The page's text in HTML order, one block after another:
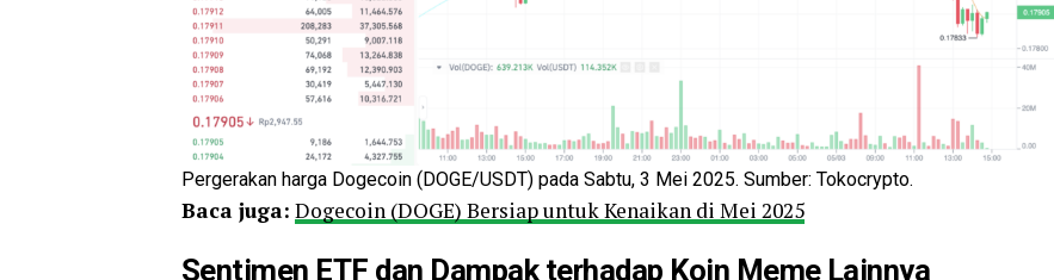
Pergerakan harga Dogecoin (DOGE/USDT) pada Sabtu, 3 Mei 2025. Sumber: Tokocrypto.
Baca juga: Dogecoin (DOGE) Bersiap untuk Kenaikan di Mei 2025
Sentimen ETF dan Dampak terhadap Koin Meme Lainnya